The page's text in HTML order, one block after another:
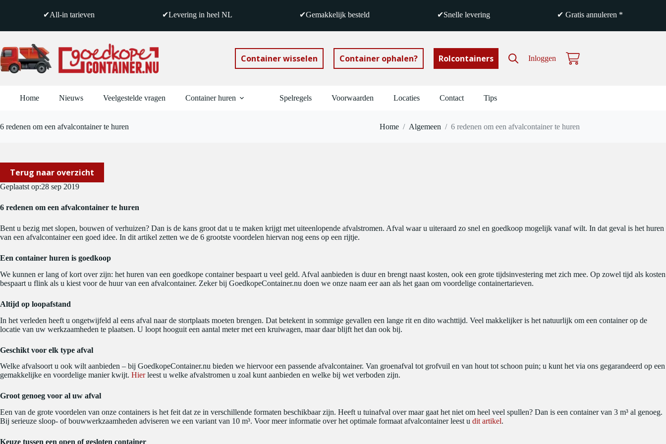
inhoud
✔All-in tarieven ✔Levering in heel NL ✔Gemakkelijk besteld ✔Snelle levering ✔ Gratis annuleren *
Container wisselen Container ophalen? Rolcontainers Inloggen Winkelwagen
Home Nieuws Veelgestelde vragen Container huren Spelregels Voorwaarden Locaties Contact Tips
6 redenen om een afvalcontainer te huren Home / Algemeen / 6 redenen om een afvalcontainer te huren
Terug naar overzicht
Geplaatst op:28 sep 2019
6 redenen om een afvalcontainer te huren
Bent u bezig met slopen, bouwen of verhuizen? Dan is de kans groot dat u te maken krijgt met uiteenlopende afvalstromen. Afval waar u uiteraard zo snel en goedkoop mogelijk vanaf wilt. In dat geval is het huren
van een afvalcontainer een goed idee. In dit artikel zetten we de 6 grootste voordelen hiervan nog eens op een rijtje.
Een container huren is goedkoop
We kunnen er lang of kort over zijn: het huren van een goedkope container bespaart u veel geld. Afval aanbieden is duur en brengt naast kosten, ook een grote tijdsinvestering met zich mee. Op zowel tijd als kosten
bespaart u flink als u kiest voor de huur van een afvalcontainer. Zeker bij GoedkopeContainer.nu doen we onze naam eer aan als het gaan om voordelige containertarieven.
Altijd op loopafstand
In het verleden heeft u ongetwijfeld al eens afval naar de stortplaats moeten brengen. Dat betekent in sommige gevallen een lange rit en dito wachttijd. Veel makkelijker is het natuurlijk om een container op de
locatie van uw werkzaamheden te plaatsen. U loopt hooguit een aantal meter met een kruiwagen, maar daar blijft het dan ook bij.
Geschikt voor elk type afval
Welke afvalsoort u ook wilt aanbieden – bij GoedkopeContainer.nu bieden we hiervoor een passende afvalcontainer. Van groenafval tot grofvuil en van hout tot schoon puin; u kunt het via ons gegarandeerd op een
gemakkelijke en voordelige manier kwijt. Hierleest u welke afvalstromen u zoal kunt aanbieden en welke bij wet verboden zijn.
Groot genoeg voor al uw afval
Een van de grote voordelen van onze containers is het feit dat ze in verschillende formaten beschikbaar zijn. Heeft u tuinafval over maar gaat het niet om heel veel spullen? Dan is een container van 3 m³ al genoeg.
Bij serieuze sloop- of bouwwerkzaamheden adviseren we een variant van 10 m³. Voor meer informatie over het optimale formaat afvalcontainer leest u dit artikel.
Keuze tussen een open of gesloten container